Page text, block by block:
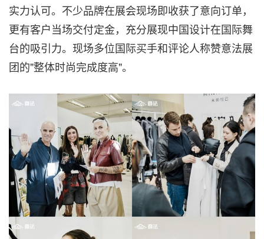
实力认可。不少品牌在展会现场即收获了意向订单，
更有客户当场交付定金，充分展现中国设计在国际舞
台的吸引力。现场多位国际买手和评论人称赞意法展
团的"整体时尚完成度高"。